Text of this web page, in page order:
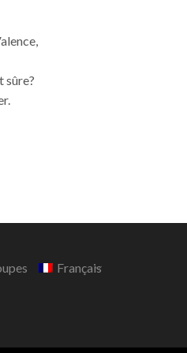
sûre?
Français